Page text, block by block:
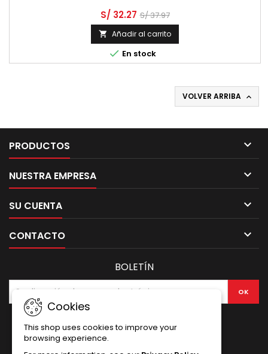
S/ 32.27 S/ 37.97
 Añadir al carrito
 En stock
VOLVER ARRIBA 
PRODUCTOS 
NUESTRA EMPRESA 
SU CUENTA 
CONTACTO 
Cookies
This shop uses cookies to improve your
browsing experience.
BOLETÍN